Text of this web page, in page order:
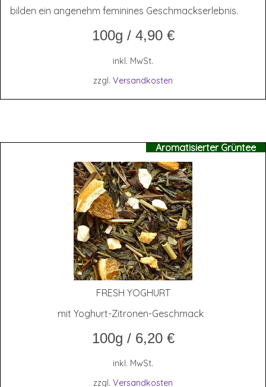
bilden ein angenehm feminines Geschmackserlebnis.
100g / 4,90 €
inkl. MwSt.
zzgl. Versandkosten
Aromatisierter Grüntee
FRESH YOGHURT
mit Yoghurt-Zitronen-Geschmack
100g / 6,20 €
inkl. MwSt.
zzgl. Versandkosten